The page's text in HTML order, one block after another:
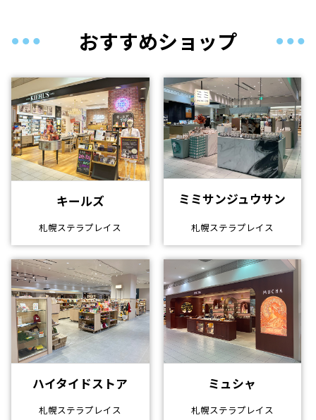
おすすめショップ
キールズ
札幌ステラプレイス
ミミサンジュウサン
札幌ステラプレイス
ハイタイドストア
札幌ステラプレイス
ミュシャ
札幌ステラプレイス